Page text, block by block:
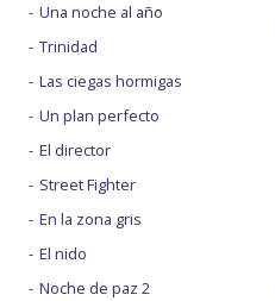
Una noche al año
Trinidad
Las ciegas hormigas
Un plan perfecto
El director
Street Fighter
En la zona gris
El nido
Noche de paz 2